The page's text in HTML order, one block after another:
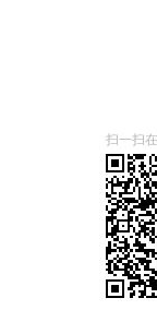
扫一扫